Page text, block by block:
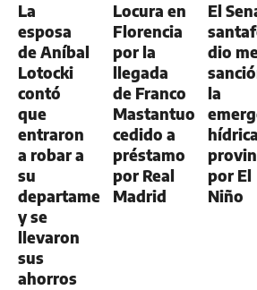
La
esposa
de Aníbal
Lotocki
contó
que
entraron
a robar a
su
departamento
y se
llevaron
sus
ahorros
Locura en
Florencia
por la
llegada
de Franco
Mastantuono,
cedido a
préstamo
por Real
Madrid
El
dio
la
hídrica
por El
Niño